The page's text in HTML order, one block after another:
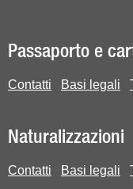
Passaporto e
Contatti Basi legali
Naturalizzazioni
Contatti Basi legali